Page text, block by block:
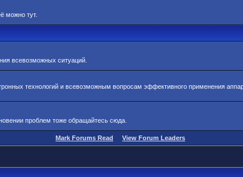
можно тут.
всевозможных ситуаций.
технологий и всевозможным вопросам эффективного применения
проблем тоже обращайтесь сюда.
Mark Forums Read View Forum Leaders